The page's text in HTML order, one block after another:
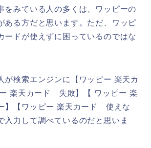
をみている人の多くは、ワッピーの
ある方だと思います。ただ、ワッピ
ードが使えずに困っているのではな
が検索エンジンに【ワッピー 楽天カ
楽天カード 失敗】【 ワッピー 楽
】【ワッピー 楽天カード 使えな
入力して調べているのだと思いま